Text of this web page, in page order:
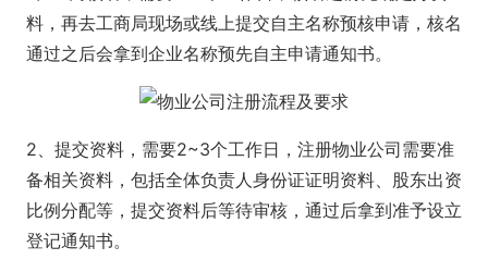
料，再去工商局现场或线上提交自主名称预核申请，核名
通过之后会拿到企业名称预先自主申请通知书。
2、提交资料，需要2~3个工作日，注册物业公司需要准
备相关资料，包括全体负责人身份证证明资料、股东出资
比例分配等，提交资料后等待审核，通过后拿到准予设立
登记通知书。